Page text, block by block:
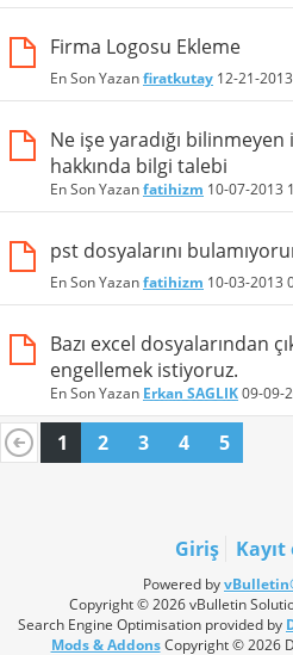
Firma Logosu Ekleme
En Son Yazanfiratkutay 12-21-2013
Ne işe yaradığı
hakkında bilgi talebi
En Son Yazanfatihizm 10-07-2013
pst dosyalarını
En Son Yazanfatihizm 10-03-2013
Bazı excel dosyalarından
engellemek istiyoruz.
En Son Yazan Erkan SAGLIK09-09-
1 2 3 4 5
Giriş Kayıt
Powered by
Copyright © 2026 vBulletin
Search Engine Optimisation provided by
Mods & AddonsCopyright © 2026